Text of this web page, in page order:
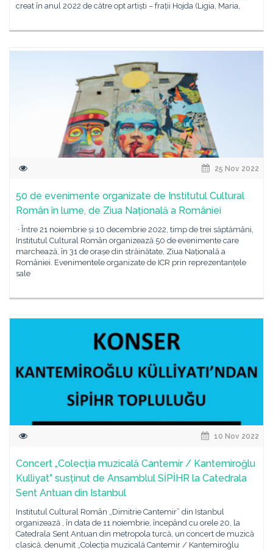
creat în anul 2022 de către opt artiști – frații Hojda (Ligia, Maria,
25 Nov 2022
50 de evenimente organizate de Institutul Cultural
Român în lume, de Ziua Națională a României
· Între 21 noiembrie și 10 decembrie 2022, timp de trei săptămâni,
Institutul Cultural Român organizează 50 de evenimente care
marchează, în 31 de orașe din străinătate, Ziua Națională a
României. Evenimentele organizate de ICR prin reprezentanțele
sale
10 Nov 2022
Concert „Colecția muzicală Cantemir / Kantemiroğlu
Kulliyat” susținut de Ansamblul SİPİHR la Catedrala
Sent Antuan din Istanbul
Institutul Cultural Român „Dimitrie Cantemir” din Istanbul
organizează , în data de 11 noiembrie, începând cu orele 20, la
Catedrala Sent Antuan din metropola turcă, un concert de muzică
clasică, denumit „Colecția muzicală Cantemir / Kantemiroğlu